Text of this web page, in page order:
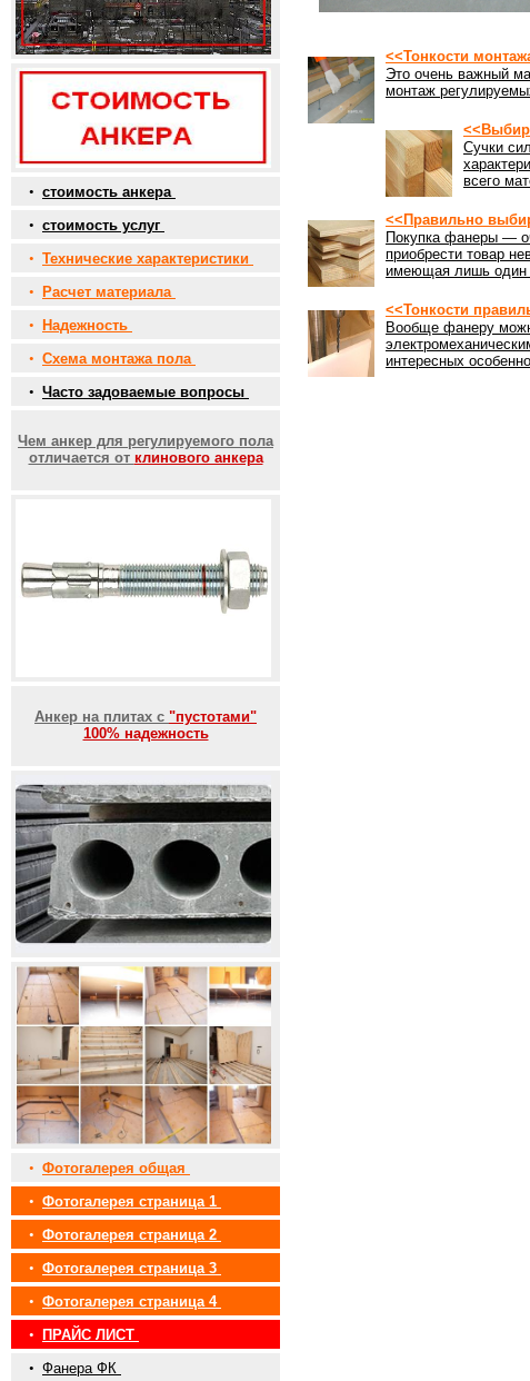
• стоимость анкера
• стоимость услуг
• Технические характеристики
•
Расчет материала
•
Надежность
• Схема монтажа пола
• Часто задоваемые вопросы
Чем анкер для регулируемого пола
отличается от клинового анкера
Анкер на плитах с "пустотами"
100% надежность
• Фотогалерея общая
• Фотогалерея страница 1
• Фотогалерея страница 2
• Фотогалерея страница 3
• Фотогалерея страница 4
•
ПРАЙС ЛИСТ
• Фанера ФК
<<Тонкости
Это очень важный
монтаж
Сучки
всего
<<Правильно
Покупка фанеры —
приобрести товар
имеющая лишь один
<<Тонкости
Вообще фанеру
интересных